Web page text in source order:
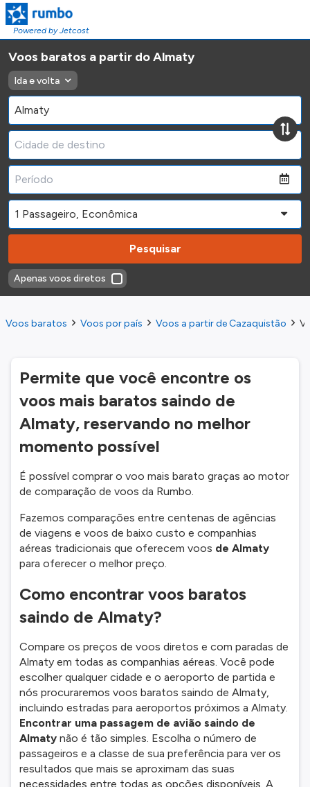
Powered by Jetcost
Voos baratos a partir do Almaty
Ida e volta
Pesquisar
Apenas voos diretos
Voos baratos Voos por país Voos a partir de Cazaquistão
Permite que você encontre os
voos mais baratos saindo de
Almaty, reservando no melhor
momento possível
É possível comprar o voo mais barato graças ao motor
de comparação de voos da Rumbo.
Fazemos comparações entre centenas de agências
de viagens e voos de baixo custo e companhias
aéreas tradicionais que oferecem voos de Almaty
para oferecer o melhor preço.
Como encontrar voos baratos
saindo de Almaty?
Compare os preços de voos diretos e com paradas de
Almaty em todas as companhias aéreas. Você pode
escolher qualquer cidade e o aeroporto de partida e
nós procuraremos voos baratos saindo de Almaty,
incluindo estradas para aeroportos próximos a Almaty.
Encontrar uma passagem de avião saindo de
Almaty não é tão simples. Escolha o número de
passageiros e a classe de sua preferência para ver os
resultados que mais se aproximam das suas
necessidades entre todas as opções disponíveis. A